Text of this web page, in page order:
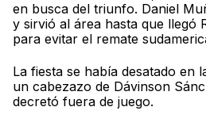
en busca del triunfo. Daniel
y sirvió al área hasta que llegó
para evitar el remate
La fiesta se había desatado en
un cabezazo de Dávinson
decretó fuera de juego.